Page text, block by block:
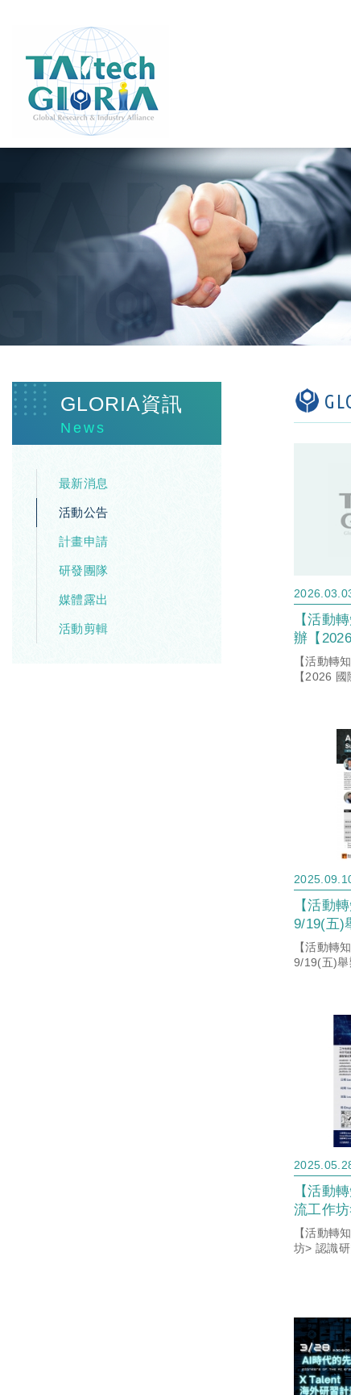
GLORIA資訊
News
最新消息
活動公告
計畫申請
研發團隊
媒體露出
活動剪輯
【活動
辦【
賽】，
！
【活動轉
【2026
【活動
9/19(五)
論壇 &
會，敬
【活動轉
9/19(五)舉
【活動
流工作
全及知
【活動轉
坊> 認識